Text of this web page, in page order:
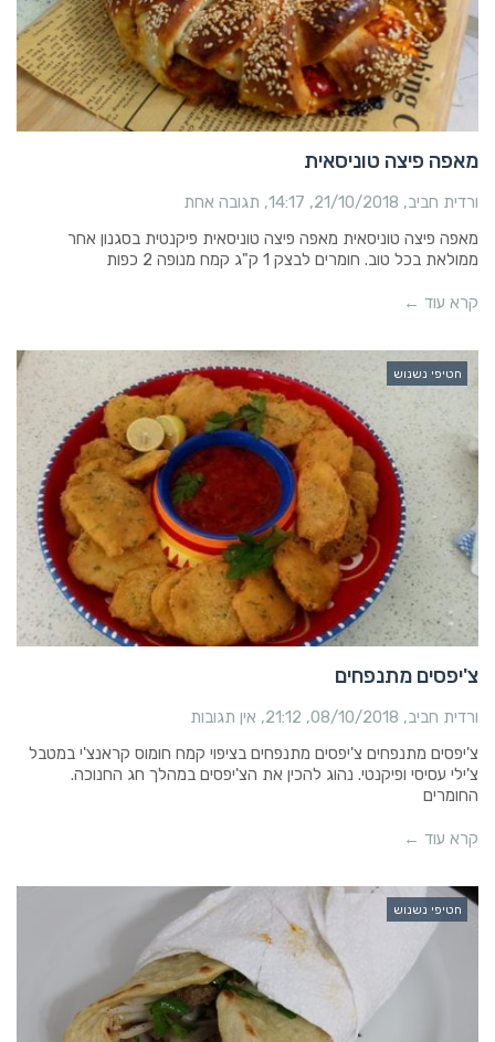
מאפה פיצה טוניסאית
ורדית חביב 21/10/2018
14:17 תגובה אחת
מאפה פיצה טוניסאית מאפה פיצה טוניסאית פיקנטית בסגנון אחר
ממולאת בכל טוב. חומרים לבצק 1 ק"ג קמח מנופה 2 כפות
קרא עוד ←
חטיפי נשנוש
צ'יפסים מתנפחים
ורדית חביב 08/10/2018
21:12 אין תגובות
צ'יפסים מתנפחים צ'יפסים מתנפחים בציפוי קמח חומוס קראנצ'י במטבל
צ'ילי עסיסי ופיקנטי. נהוג להכין את הצ'יפסים במהלך חג החנוכה.
החומרים
קרא עוד ←
חטיפי נשנוש